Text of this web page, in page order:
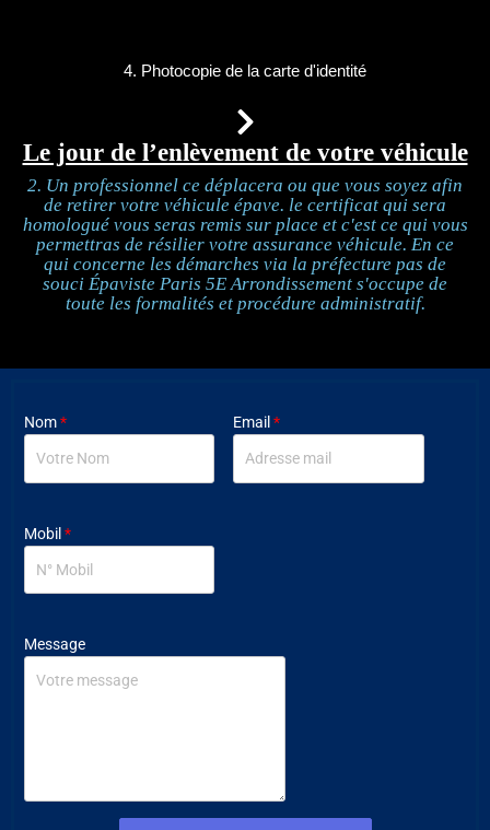
4. Photocopie de la carte d'identité
Le jour de l’enlèvement de votre véhicule
2. Un professionnel ce déplacera ou que vous soyez afin
de retirer votre véhicule épave. le certificat qui sera
homologué vous seras remis sur place et c'est ce qui vous
permettras de résilier votre assurance véhicule. En ce
qui concerne les démarches via la préfecture pas de
souci Épaviste Paris 5E Arrondissement s'occupe de
toute les formalités et procédure administratif.
Nom* Email *
Mobil*
Message